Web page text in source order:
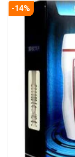
-14%